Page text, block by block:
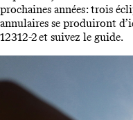
prochaines années : trois
annulaires se produiront
12312-2 et suivez le guide.